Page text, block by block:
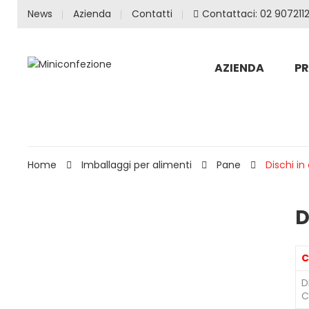
News Azienda Contatti Contattaci: 02
AZIENDA
Home Imballaggi per alimenti Pane Dischi